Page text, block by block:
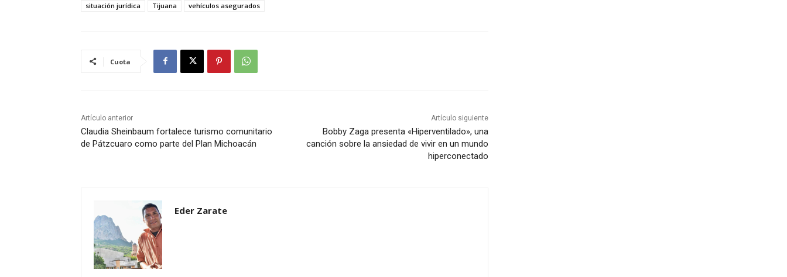
situación jurídica
Tijuana vehículos asegurados
Cuota
Artículo anterior
Claudia Sheinbaum fortalece turismo comunitario
de Pátzcuaro como parte del Plan Michoacán
Artículo siguiente
Bobby Zaga presenta «Hiperventilado», una
canción sobre la ansiedad de vivir en un mundo
hiperconectado
Eder Zarate